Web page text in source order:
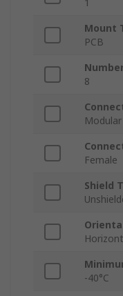
1
Mount
PCB
8
Modular
Female
Shield
-40°C